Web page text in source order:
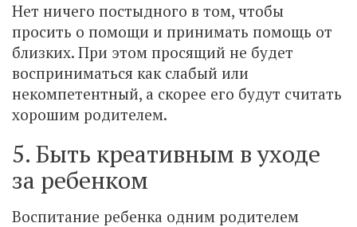
Нет ничего постыдного в том, чтобы
просить о помощи и принимать помощь от
близких. При этом просящий не будет
восприниматься как слабый или
некомпетентный, а скорее его будут считать
хорошим родителем.
5. Быть креативным в уходе
за ребенком
Воспитание ребенка одним родителем